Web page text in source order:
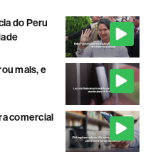
do Peru
mais, e
comercial